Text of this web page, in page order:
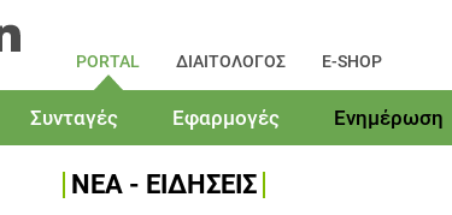
PORTAL ΔΙΑΙΤΟΛΟΓΟΣ E-SHOP
Συνταγές Εφαρμογές Ενημέρωση
ΝΕΑ - ΕΙΔΗΣΕΙΣ